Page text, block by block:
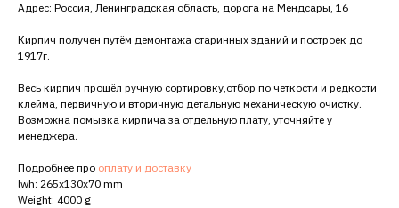
Адрес: Россия, Ленинградская область, дорога на Мендсары, 16
Кирпич получен путём демонтажа старинных зданий и построек до
1917г.
Весь кирпич прошёл ручную сортировку,отбор по четкости и редкости
клейма, первичную и вторичную детальную механическую очистку.
Возможна помывка кирпича за отдельную плату, уточняйте у
менеджера.
Подробнее про оплату и доставку
lwh: 265x130x70 mm
Weight: 4000 g